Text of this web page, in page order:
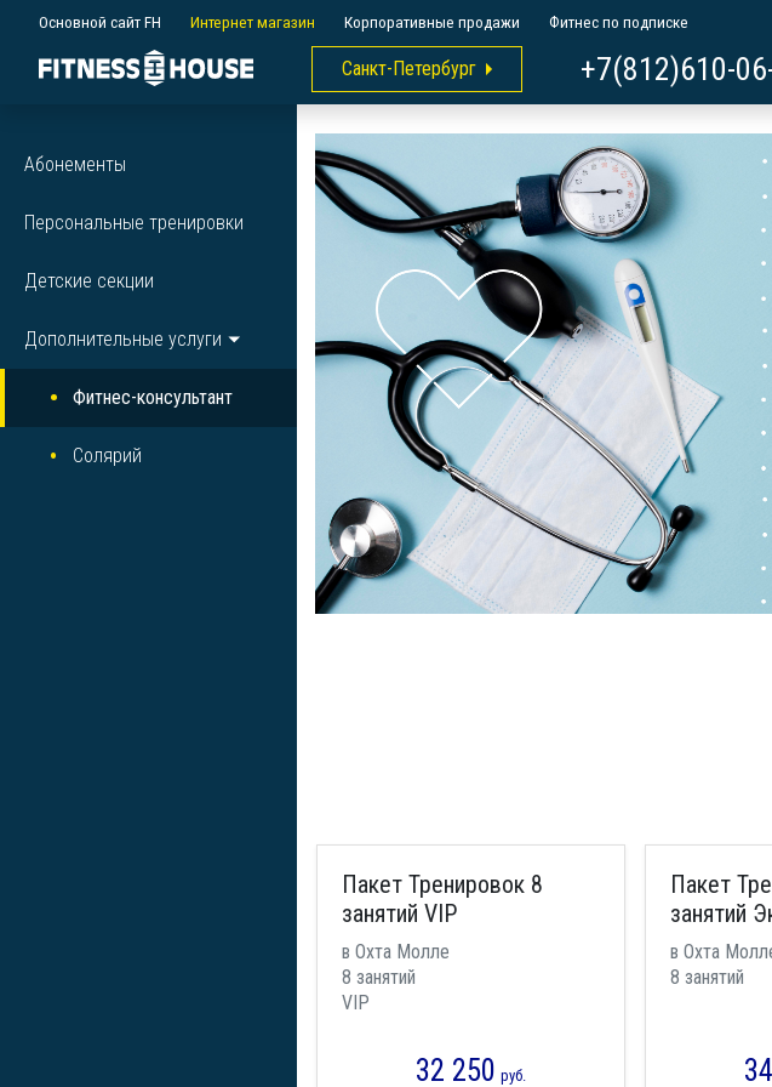
Основной сайт FH Интернет магазин Корпоративные продажи Фитнес по подписке
Санкт-Петербург +7(812)610-
Абонементы
Персональные тренировки
Детские секции
Дополнительные услуги
Фитнес-консультант
Солярий
Пакет Тренировок 8
занятий VIP
в Охта Молле
8 занятий
VIP
32 250 руб.
Пакет
занятий
в Охта
8 занятий